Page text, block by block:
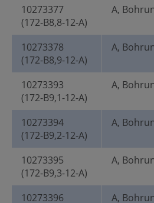
10273377
(172-B8,8-12-A)
A,
10273378
(172-B8,9-12-A)
A,
10273393
(172-B9,1-12-A)
A,
10273394
(172-B9,2-12-A)
A,
10273395
(172-B9,3-12-A)
A,
10273396
A,